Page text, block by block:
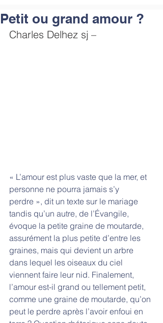
Petit ou grand amour ?
Charles Delhez sj –
« L’amour est plus vaste que la mer, et
personne ne pourra jamais s’y
perdre », dit un texte sur le mariage
tandis qu’un autre, de l’Évangile,
évoque la petite graine de moutarde,
assurément la plus petite d’entre les
graines, mais qui devient un arbre
dans lequel les oiseaux du ciel
viennent faire leur nid. Finalement,
l’amour est-il grand ou tellement petit,
comme une graine de moutarde, qu’on
peut le perdre après l’avoir enfoui en